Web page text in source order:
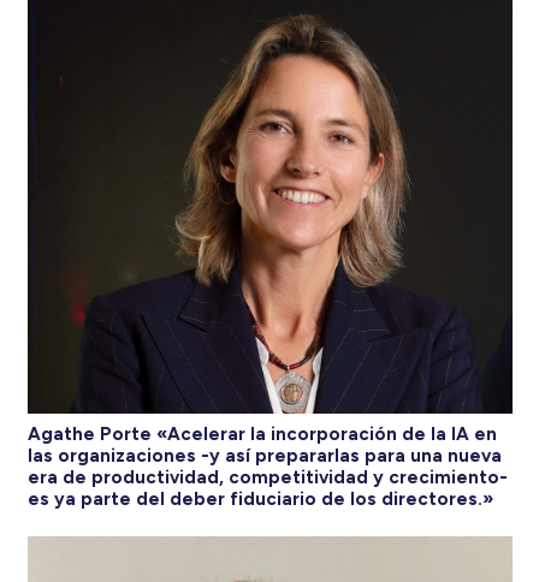
Agathe Porte «Acelerar la incorporación de la IA en
las organizaciones -y así prepararlas para una nueva
era de productividad, competitividad y crecimiento-
es ya parte del deber fiduciario de los directores.»